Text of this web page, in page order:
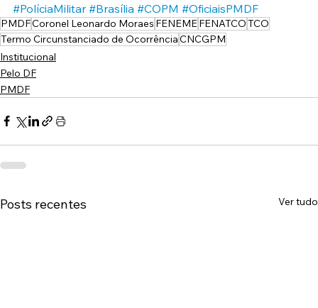
#PolíciaMilitar #Brasília #COPM #OficiaisPMDF
PMDFCoronel Leonardo Moraes FENEMEFENATCOTCO
Termo Circunstanciado de OcorrênciaCNCGPM
Institucional
Pelo DF
PMDF
Posts recentes Ver tudo